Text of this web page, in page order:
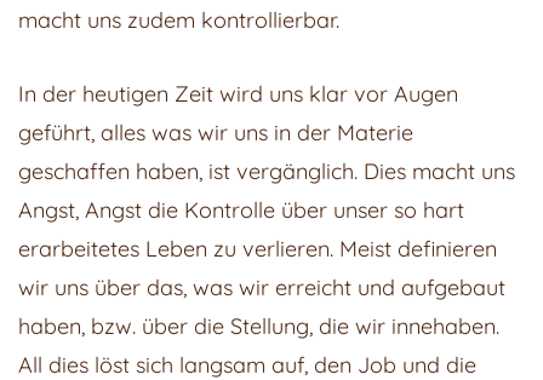
macht uns zudem kontrollierbar.
In der heutigen Zeit wird uns klar vor Augen
geführt, alles was wir uns in der Materie
geschaffen haben, ist vergänglich. Dies macht uns
Angst, Angst die Kontrolle über unser so hart
erarbeitetes Leben zu verlieren. Meist definieren
wir uns über das, was wir erreicht und aufgebaut
haben, bzw. über die Stellung, die wir innehaben.
All dies löst sich langsam auf, den Job und die